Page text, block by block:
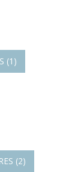
(1)
(2)